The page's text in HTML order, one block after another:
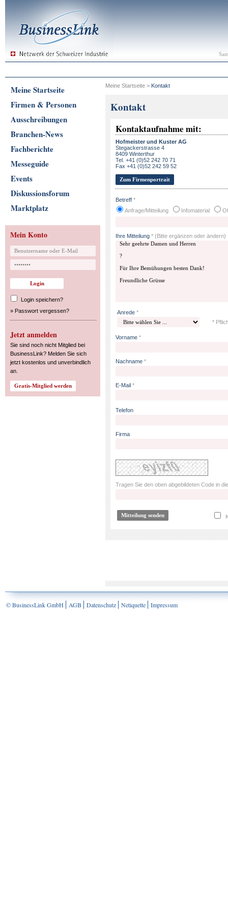
Meine Startseite
Firmen & Personen
Ausschreibungen
Branchen-News
Fachberichte
Messeguide
Events
Diskussionsforum
Marktplatz
Mein Konto
Login speichern?
» Passwort vergessen?
Jetzt anmelden
Sie sind noch nicht Mitglied bei
BusinessLink? Melden Sie sich
jetzt kostenlos und unverbindlich
an.
Meine Startseite > Kontakt
Kontakt
Kontaktaufnahme mit:
Hofmeister und Kuster AG
Stegackerstrasse 4
8409 Winterthur
Tel. +41 (0)52 242 70 71
Fax +41 (0)52 242 59 52
Zum Firmenportrait
Betreff *
Anfrage/Mitteilung
Infomaterial
Ihre Mitteilung * (Bitte ergänzen oder ändern)
Anrede *
*
Vorname *
Nachname *
E-Mail *
Telefon
Firma
Tragen Sie den oben abgebildeten Code in
© BusinessLink GmbH AGB Datenschutz Netiquette Impressum